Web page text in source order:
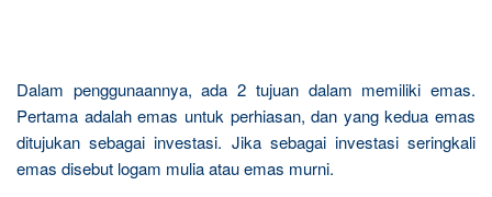
Dalam penggunaannya, ada 2 tujuan dalam memiliki emas.
Pertama adalah emas untuk perhiasan, dan yang kedua emas
ditujukan sebagai investasi. Jika sebagai investasi seringkali
emas disebut logam mulia atau emas murni.